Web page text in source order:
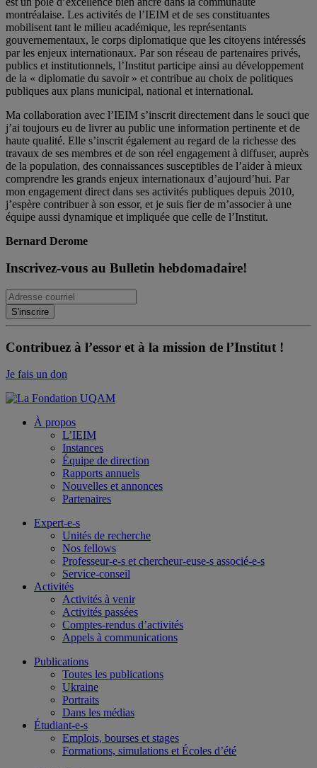
montréalaise. Les activités de l’IEIM et de ses constituantes
mobilisent tant le milieu académique, les représentants
gouvernementaux, le corps diplomatique que les citoyens intéressés
par les enjeux internationaux. Par son réseau de partenaires privés,
publics et institutionnels, l’Institut participe ainsi au développement
de la « diplomatie du savoir » et contribue au choix de politiques
publiques aux plans municipal, national et international.
Ma collaboration avec l’IEIM s’inscrit directement dans le souci que
j’ai toujours eu de livrer au public une information pertinente et de
haute qualité. Elle s’inscrit également au regard de la richesse des
travaux de ses membres et de son réel engagement à diffuser, auprès
de la population, des connaissances susceptibles de l’aider à mieux
comprendre les grands enjeux internationaux d’aujourd’hui. Par
mon engagement direct dans ses activités publiques depuis 2010,
j’espère contribuer à son essor, et je suis fier de m’associer à une
équipe aussi dynamique et impliquée que celle de l’Institut.
Bernard Derome
Inscrivez-vous au Bulletin hebdomadaire!
Contribuez à l’essor et à la mission de l’Institut !
Je fais un don
À propos
L’IEIM
Instances
Équipe de direction
Rapports annuels
Nouvelles et annonces
Partenaires
Expert-e-s
Unités de recherche
Nos fellows
Professeur-e-s et chercheur-euse-s associé-e-s
Service-conseil
Activités
Activités à venir
Activités passées
Comptes-rendus d’activités
Appels à communications
Publications
Toutes les publications
Ukraine
Portraits
Dans les médias
Étudiant-e-s
Emplois, bourses et stages
Formations, simulations et Écoles d’été